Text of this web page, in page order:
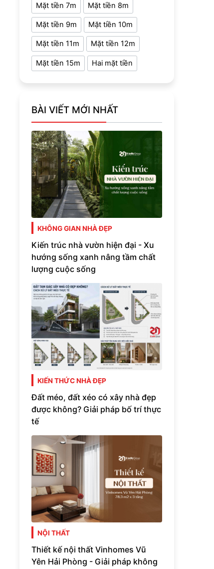
Mặt tiền 7m Mặt tiền 8m
Mặt tiền 9m Mặt tiền 10m
Mặt tiền 11m Mặt tiền 12m
Mặt tiền 15m Hai mặt tiền
BÀI VIẾT MỚI NHẤT
KHÔNG GIAN NHÀ ĐẸP
Kiến trúc nhà vườn hiện đại - Xu
hướng sống xanh nâng tầm chất
lượng cuộc sống
KIẾN THỨC NHÀ ĐẸP
Đất méo, đất xéo có xây nhà đẹp
được không? Giải pháp bố trí thực
tế
NỘI THẤT
Thiết kế nội thất Vinhomes Vũ
Yên Hải Phòng - Giải pháp không